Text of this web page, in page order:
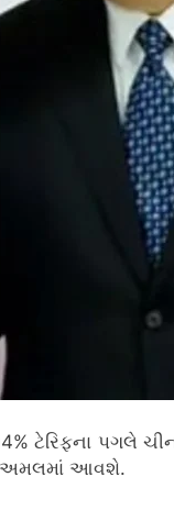
ટેરિફના પગલે
અમલમાં આવશે.